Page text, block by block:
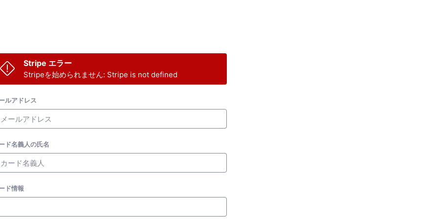
Stripe エラー
Stripeを始められません: Stripe is not defined
ルアドレス
ド名義人の氏名
ド情報